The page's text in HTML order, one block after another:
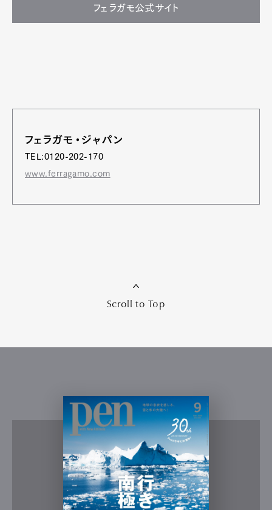
フェラガモ公式サイト
フェラガモ・ジャパン
TEL:0120-202-170
www.ferragamo.com
Scroll to Top